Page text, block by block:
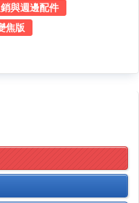
與週邊配件
焦版